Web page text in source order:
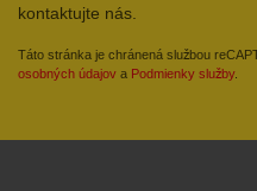
kontaktujte nás.
Táto stránka je chránená službou
osobných údajov a Podmienky služby.